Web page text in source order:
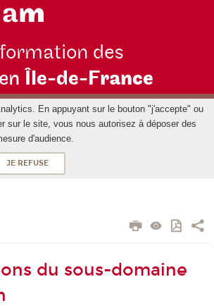
des
Île-de-France
En appuyant sur le bouton "j'accepte" ou
sur le site, vous nous autorisez à déposer des
d'audience.
JE REFUSE
du sous-domaine